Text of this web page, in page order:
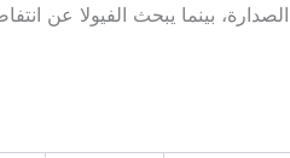
بينما يبحث الفيولا عن